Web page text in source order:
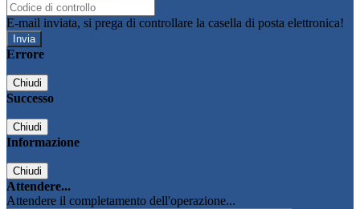
E-mail inviata, si prega di controllare la casella di posta elettronica!
Errore
Chiudi
Successo
Chiudi
Informazione
Chiudi
Attendere...
Attendere il completamento dell'operazione...